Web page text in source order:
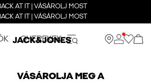
AT IT | VÁSÁROLJ MOST
AT IT | VÁSÁROLJ MOST
GYEREKEK
VÁSÁROLJA MEG A